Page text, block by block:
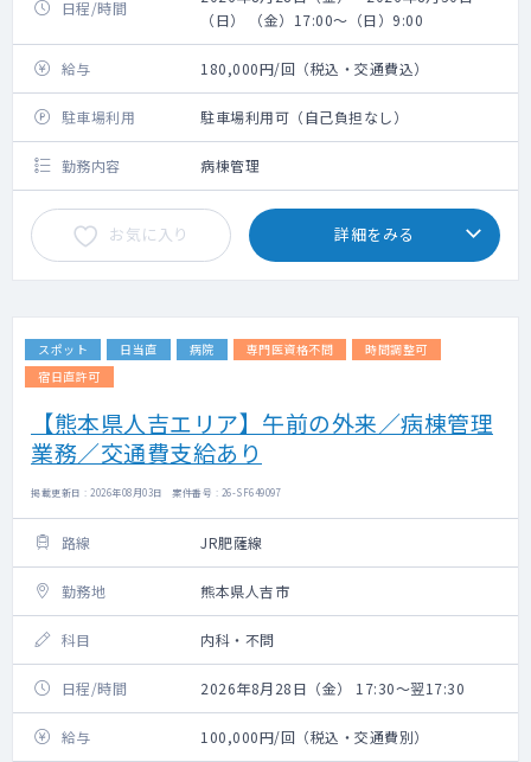
日程/時間
（日） （金）17:00～（日）9:00
給与 180,000円/回（税込・交通費込）
駐車場利用 駐車場利用可（自己負担なし）
勤務内容 病棟管理
お気に入り 詳細をみる
スポット 日当直 病院 専門医資格不問
時間調整可
宿日直許可
【熊本県人吉エリア】午前の外来／病棟管理
業務／交通費支給あり
掲載更新日 : 2026年08月03日 案件番号 : 26-SF649097
路線 JR肥薩線
勤務地 熊本県人吉市
科目 内科・不問
日程/時間 2026年8月28日（金） 17:30～翌17:30
給与 100,000円/回（税込・交通費別）